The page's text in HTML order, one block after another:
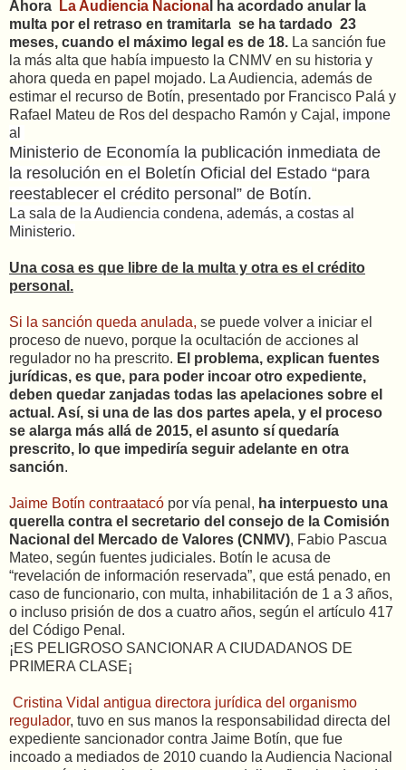
Ahora
La Audiencia Naciona l ha acordado anular la
multa por el retraso en tramitarla se ha tardado 23
meses, cuando el máximo legal es de 18. La sanción fue
la más alta que había impuesto la CNMV en su historia y
ahora queda en papel mojado. La Audiencia, además de
estimar el recurso de Botín, presentado por Francisco Palá y
Rafael Mateu de Ros del despacho Ramón y Cajal, impone
al
Ministerio de Economía la publicación inmediata de
la resolución en el Boletín Oficial del Estado “para
reestablecer el crédito personal” de Botín.
La sala de la Audiencia condena, además, a costas al
Ministerio.
Una cosa es que libre de la multa y otra es el crédito
personal.
Si la sanción queda anulada, se puede volver a iniciar el
proceso de nuevo, porque la ocultación de acciones al
regulador no ha prescrito. El problema, explican fuentes
jurídicas, es que, para poder incoar otro expediente,
deben quedar zanjadas todas las apelaciones sobre el
actual. Así, si una de las dos partes apela, y el proceso
se alarga más allá de 2015, el asunto sí quedaría
prescrito, lo que impediría seguir adelante en otra
sanción.
Jaime Botín contraatacó por vía penal, ha interpuesto una
querella contra el secretario del consejo de la Comisión
Nacional del Mercado de Valores (CNMV), Fabio Pascua
Mateo, según fuentes judiciales. Botín le acusa de
“revelación de información reservada”, que está penado, en
caso de funcionario, con multa, inhabilitación de 1 a 3 años,
o incluso prisión de dos a cuatro años, según el artículo 417
del Código Penal.
¡ES PELIGROSO SANCIONAR A CIUDADANOS DE
PRIMERA CLASE¡
Cristina Vidal antigua directora jurídica del organismo
regulador, tuvo en sus manos la responsabilidad directa del
expediente sancionador contra Jaime Botín, que fue
incoado a mediados de 2010 cuando la Audiencia Nacional